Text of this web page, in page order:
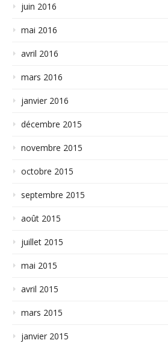
juin 2016
mai 2016
avril 2016
mars 2016
janvier 2016
décembre 2015
novembre 2015
octobre 2015
septembre 2015
août 2015
juillet 2015
mai 2015
avril 2015
mars 2015
janvier 2015